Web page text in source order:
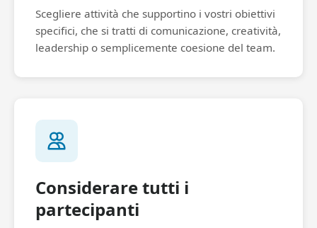
Scegliere attività che supportino i vostri obiettivi
specifici, che si tratti di comunicazione, creatività,
leadership o semplicemente coesione del team.
Considerare tutti i
partecipanti